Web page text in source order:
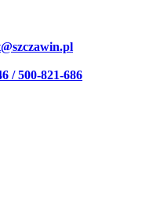
/ 500-821-686